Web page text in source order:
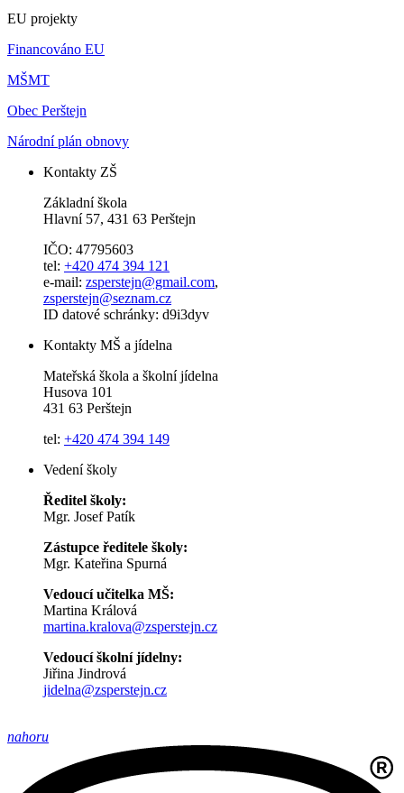
EU projekty
Financováno EU
MŠMT
Obec Perštejn
Národní plán obnovy
Kontakty ZŠ
Základní škola
Hlavní 57, 431 63 Perštejn
IČO: 47795603
tel: +420 474 394 121
e-mail: zsperstejn@gmail.com,
zsperstejn@seznam.cz
ID datové schránky: d9i3dyv
Kontakty MŠ a jídelna
Mateřská škola a školní jídelna
Husova 101
431 63 Perštejn
tel: +420 474 394 149
Vedení školy
Ředitel školy:
Mgr. Josef Patík
Zástupce ředitele školy:
Mgr. Kateřina Spurná
Vedoucí učitelka MŠ:
Martina Králová
martina.kralova@zsperstejn.cz
Vedoucí školní jídelny:
Jiřina Jindrová
jidelna@zsperstejn.cz
nahoru